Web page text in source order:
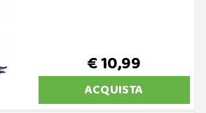
€ 10,99
ACQUISTA